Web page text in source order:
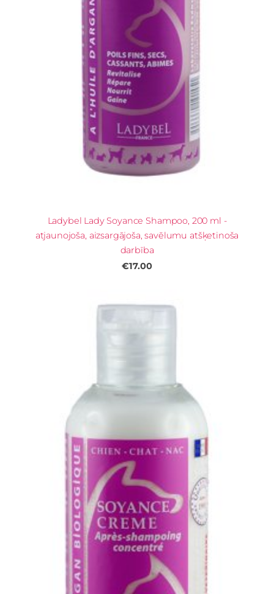
Ladybel Lady Soyance Shampoo, 200 ml -
atjaunojoša, aizsargājoša, savēlumu atšķetinoša
darbība
€17.00